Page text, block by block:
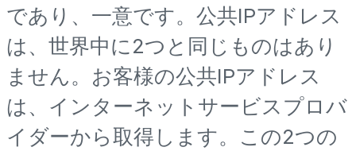
であり、一意です。公共IPアドレス
は、世界中に2つと同じものはあり
ません。お客様の公共IPアドレス
は、インターネットサービスプロバ
イダーから取得します。この2つの